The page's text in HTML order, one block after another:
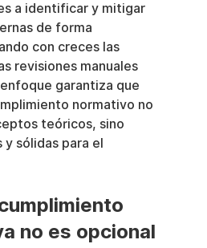
a identificar y mitigar
de forma
con creces las
revisiones manuales
garantiza que
normativo no
teóricos, sino
sólidas para el
no es opcional